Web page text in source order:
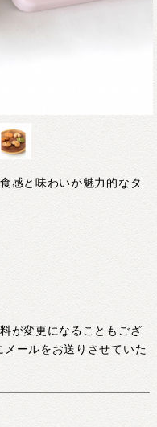
感と味わいが魅力的なタ
が変更になることもござ
ールをお送りさせていた